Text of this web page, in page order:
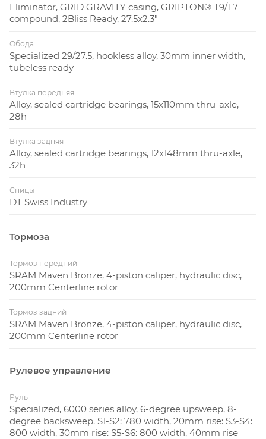
Eliminator, GRID GRAVITY casing, GRIPTON® T9/T7
compound, 2Bliss Ready, 27.5x2.3"
Обода
Specialized 29/27.5, hookless alloy, 30mm inner width,
tubeless ready
Втулка передняя
Alloy, sealed cartridge bearings, 15x110mm thru-axle,
28h
Втулка задняя
Alloy, sealed cartridge bearings, 12x148mm thru-axle,
32h
Спицы
DT Swiss Industry
Тормоза
Тормоз передний
SRAM Maven Bronze, 4-piston caliper, hydraulic disc,
200mm Centerline rotor
Тормоз задний
SRAM Maven Bronze, 4-piston caliper, hydraulic disc,
200mm Centerline rotor
Рулевое управление
Руль
Specialized, 6000 series alloy, 6-degree upsweep, 8-
degree backsweep. S1-S2: 780 width, 20mm rise: S3-S4:
800 width, 30mm rise: S5-S6: 800 width, 40mm rise